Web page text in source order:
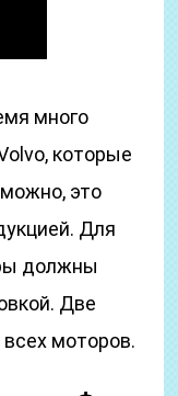
много
которые
это
Для
должны
Две
моторов.